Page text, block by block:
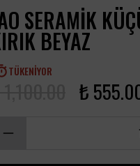
SERAMIK
BEYAZ
TÜKENIYOR
₺